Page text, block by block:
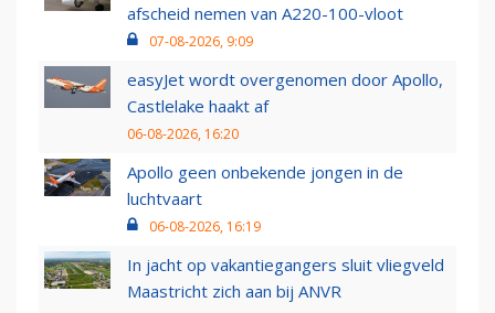
afscheid nemen van A220-100-vloot
07-08-2026, 9:09
easyJet wordt overgenomen door Apollo,
Castlelake haakt af
06-08-2026, 16:20
Apollo geen onbekende jongen in de
luchtvaart
06-08-2026, 16:19
In jacht op vakantiegangers sluit vliegveld
Maastricht zich aan bij ANVR